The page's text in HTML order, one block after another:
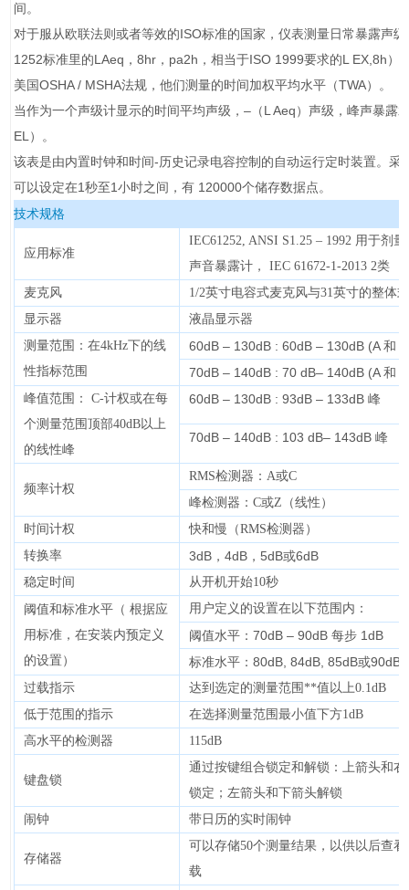
间。
对于服从欧联法则或者等效的ISO标准的国家，仪表测量日常暴露声
1252标准里的LAeq，8hr，pa2h，相当于ISO 1999要求的L EX,8h）
美国OSHA / MSHA法规，他们测量的时间加权平均水平（TWA）。
当作为一个声级计显示的时间平均声级，–（L Aeq）声级，峰声暴露
EL）。
该表是由内置时钟和时间-历史记录电容控制的自动运行定时装置。采
可以设定在1秒至1小时之间，有 120000个储存数据点。
技术规格
应用标准
IEC61252, ANSI S1.25 – 1992 用于剂
声音暴露计， IEC 61672-1-2013 2类
麦克风
1/2英寸电容式麦克风与31英寸的整体
显示器
液晶显示器
测量范围：在4kHz下的线
性指标范围
60dB – 130dB : 60dB – 130dB (A 和
70dB – 140dB : 70 dB– 140dB (A 和
峰值范围： C-计权或在每
个测量范围顶部40dB以上
的线性峰
60dB – 130dB : 93dB – 133dB 峰
70dB – 140dB : 103 dB– 143dB 峰
频率计权
RMS检测器：A或C
峰检测器：C或Z（线性）
时间计权
快和慢（RMS检测器）
转换率
3dB，4dB，5dB或6dB
稳定时间
从开机开始10秒
阈值和标准水平（ 根据应
用标准，在安装内预定义
的设置）
用户定义的设置在以下范围内：
阈值水平：70dB – 90dB 每步 1dB
标准水平：80dB, 84dB, 85dB或90dB
过载指示
达到选定的测量范围**值以上0.1dB
低于范围的指示
在选择测量范围最小值下方1dB
高水平的检测器
115dB
键盘锁
通过按键组合锁定和解锁：上箭头和右
锁定；左箭头和下箭头解锁
闹钟
带日历的实时闹钟
存储器
可以存储50个测量结果，以供以后查
载